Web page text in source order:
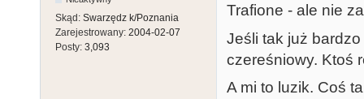
Skąd: Swarzędz k/Poznania
Zarejestrowany: 2004-02-07
Posty: 3,093
Trafione - ale nie
Jeśli tak już
czereśniowy. Ktoś
A mi to luzik. Coś